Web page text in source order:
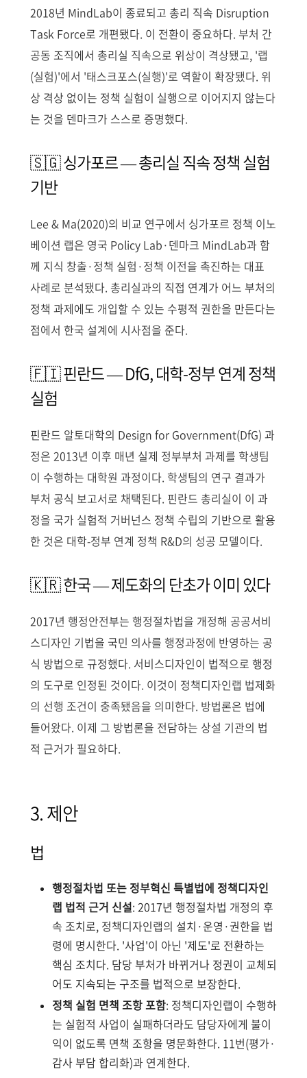
2018년 MindLab이 종료되고 총리 직속 Disruption
Task Force로 개편됐다. 이 전환이 중요하다. 부처 간
공동 조직에서 총리실 직속으로 위상이 격상됐고, '랩
(실험)'에서 '태스크포스(실행)'로 역할이 확장됐다. 위
상 격상 없이는 정책 실험이 실행으로 이어지지 않는다
는 것을 덴마크가 스스로 증명했다.
🇸🇬 싱가포르 — 총리실 직속 정책 실험
기반
Lee & Ma(2020)의 비교 연구에서 싱가포르 정책 이노
베이션 랩은 영국 Policy Lab·덴마크 MindLab과 함
께 지식 창출·정책 실험·정책 이전을 촉진하는 대표
사례로 분석됐다. 총리실과의 직접 연계가 어느 부처의
정책 과제에도 개입할 수 있는 수평적 권한을 만든다는
점에서 한국 설계에 시사점을 준다.
🇫🇮 핀란드 — DfG, 대학-정부 연계 정책
실험
핀란드 알토대학의 Design for Government(DfG) 과
정은 2013년 이후 매년 실제 정부부처 과제를 학생팀
이 수행하는 대학원 과정이다. 학생팀의 연구 결과가
부처 공식 보고서로 채택된다. 핀란드 총리실이 이 과
정을 국가 실험적 거버넌스 정책 수립의 기반으로 활용
한 것은 대학-정부 연계 정책 R&D의 성공 모델이다.
🇰🇷 한국 — 제도화의 단초가 이미 있다
2017년 행정안전부는 행정절차법을 개정해 공공서비
스디자인 기법을 국민 의사를 행정과정에 반영하는 공
식 방법으로 규정했다. 서비스디자인이 법적으로 행정
의 도구로 인정된 것이다. 이것이 정책디자인랩 법제화
의 선행 조건이 충족됐음을 의미한다. 방법론은 법에
들어왔다. 이제 그 방법론을 전담하는 상설 기관의 법
적 근거가 필요하다.
3. 제안
법
행정절차법 또는 정부혁신 특별법에 정책디자인
랩 법적 근거 신설: 2017년 행정절차법 개정의 후
속 조치로, 정책디자인랩의 설치·운영·권한을 법
령에 명시한다. '사업'이 아닌 '제도'로 전환하는
핵심 조치다. 담당 부처가 바뀌거나 정권이 교체되
어도 지속되는 구조를 법적으로 보장한다.
정책 실험 면책 조항 포함: 정책디자인랩이 수행하
는 실험적 사업이 실패하더라도 담당자에게 불이
익이 없도록 면책 조항을 명문화한다. 11번(평가·
감사 부담 합리화)과 연계한다.